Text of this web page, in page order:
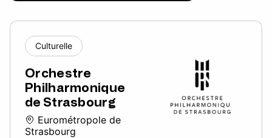
Culturelle
Orchestre
Philharmonique
de Strasbourg
Eurométropole de
Strasbourg